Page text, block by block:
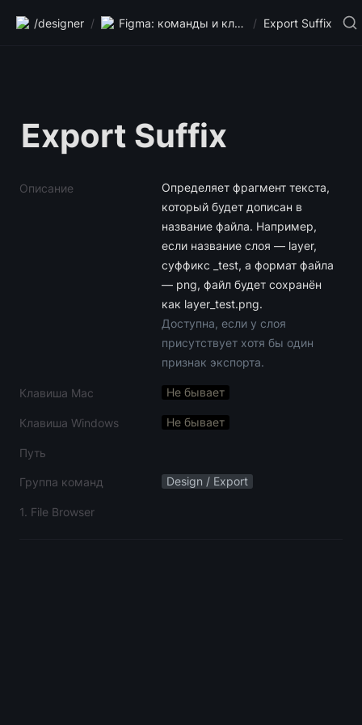
/designer / Figma: команды и клавиши / Export Suffix
Export Suffix
Описание
Определяет фрагмент текста,
который будет дописан в
название файла. Например,
если название слоя — layer,
суффикс _test, a формат файла
— png, файл будет сохранён
Доступна, если у слоя
присутствует хотя бы один
признак экспорта.
Клавиша Mac Не бывает
Клавиша Windows Не бывает
Путь
Группа команд Design / Export
1. File Browser